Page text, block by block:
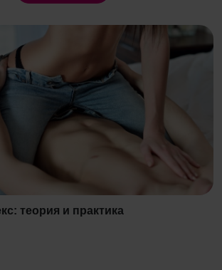
теория и практика